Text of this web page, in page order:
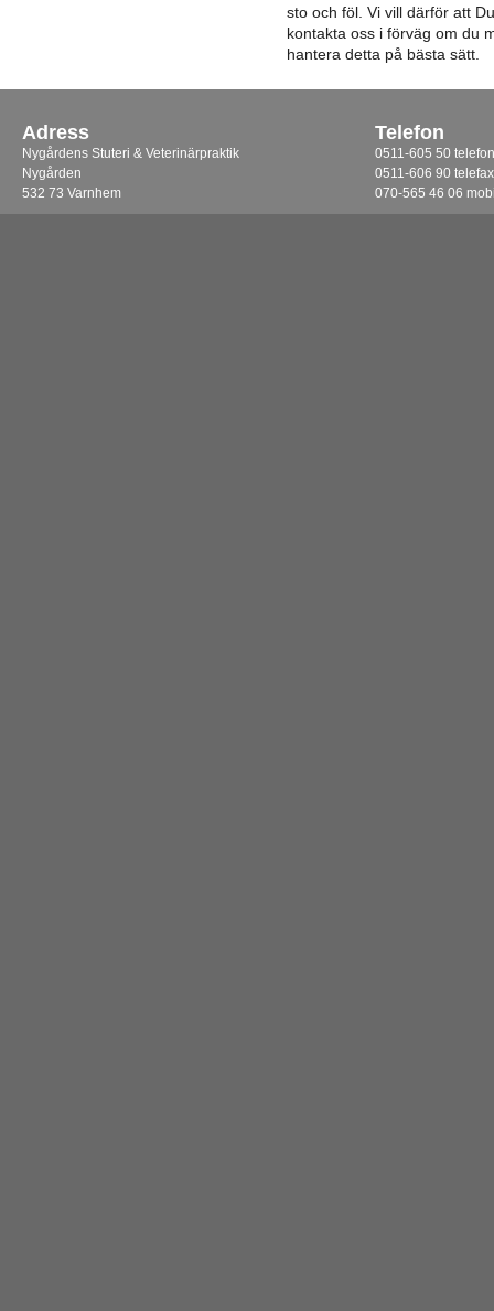
sto och föl. Vi vill därför att
kontakta oss i förväg om du
hantera detta på bästa sätt.
Adress Telefon
Nygårdens Stuteri & Veterinärpraktik
Nygården
532 73 Varnhem
0511-605 50 telefon
0511-606 90 telefax
070-565 46 06